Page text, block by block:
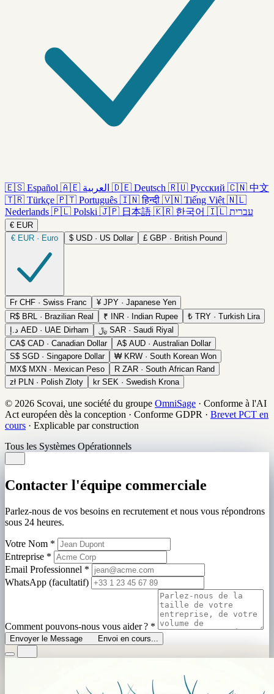
🇪🇸 Español 🇦🇪 العربية 🇩🇪 Deutsch 🇷🇺 Русский 🇨🇳 中文
🇹🇷 Türkçe 🇵🇹 Português 🇮🇳 हिन्दी 🇻🇳 Tiếng Việt 🇳🇱
Nederlands 🇵🇱 Polski 🇯🇵 日本語 🇰🇷 한국어 🇮🇱 עברית
€ EUR
€ EUR · Euro $ USD · US Dollar £ GBP · British Pound
Fr CHF · Swiss Franc ¥ JPY · Japanese Yen
R$ BRL · Brazilian Real ₹ INR · Indian Rupee ₺ TRY · Turkish Lira
د.إ AED · UAE Dirham ﷼ SAR · Saudi Riyal
CA$ CAD · Canadian Dollar A$ AUD · Australian Dollar
S$ SGD · Singapore Dollar ₩ KRW · South Korean Won
MX$ MXN · Mexican Peso R ZAR · South African Rand
zł PLN · Polish Zloty kr SEK · Swedish Krona
© 2026 Scovai, une société du groupe OmniSage · Conforme à l'AI
Act européen dès la conception · Conforme GDPR · Brevet PCT en
cours · Explicable par construction
Tous les Systèmes Opérationnels
Contacter l'équipe commerciale
Parlez-nous de vos besoins en recrutement et nous vous répondrons
sous 24 heures.
Votre Nom *
Entreprise *
Email Professionnel *
WhatsApp (facultatif)
Comment pouvons-nous vous aider ? *
Envoyer le Message Envoi en cours...